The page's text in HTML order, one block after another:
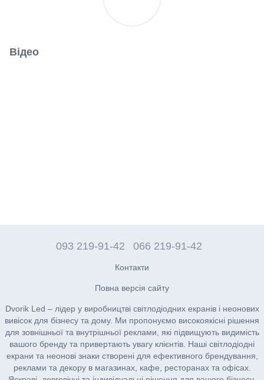
Відео
093 219-91-42 066 219-91-42
Контакти
Повна версія сайту
Dvorik Led – лідер у виробництві світлодіодних екранів і неонових
вивісок для бізнесу та дому. Ми пропонуємо високоякісні рішення
для зовнішньої та внутрішньої реклами, які підвищують видимість
вашого бренду та привертають увагу клієнтів. Наші світлодіодні
екрани та неонові знаки створені для ефективного брендування,
реклами та декору в магазинах, кафе, ресторанах та офісах.